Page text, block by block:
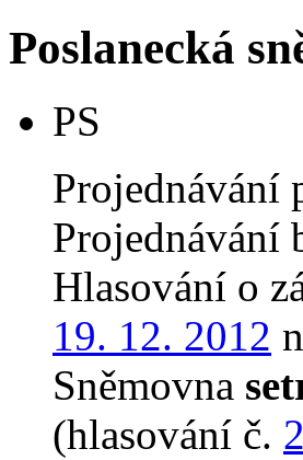
Poslanecká
PS
Projednávání
Projednávání
Hlasování o
19. 12. 2012
Sněmovna
(hlasování č.